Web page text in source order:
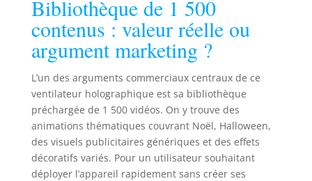
Bibliothèque de 1 500
contenus : valeur réelle ou
argument marketing ?
L’un des arguments commerciaux centraux de ce
ventilateur holographique est sa bibliothèque
préchargée de 1 500 vidéos. On y trouve des
animations thématiques couvrant Noël, Halloween,
des visuels publicitaires génériques et des effets
décoratifs variés. Pour un utilisateur souhaitant
déployer l’appareil rapidement sans créer ses